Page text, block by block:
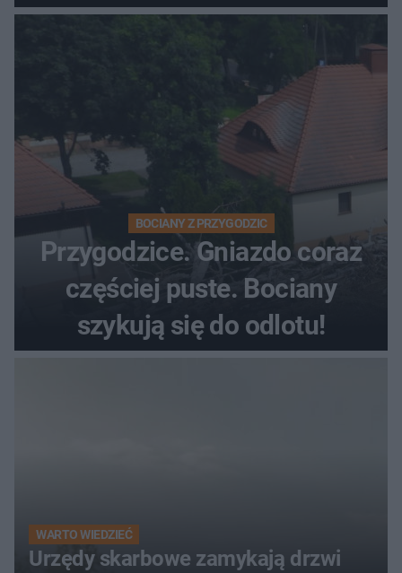
BOCIANY Z PRZYGODZIC
Przygodzice. Gniazdo coraz
częściej puste. Bociany
szykują się do odlotu!
WARTO WIEDZIEĆ
Urzędy skarbowe zamykają drzwi